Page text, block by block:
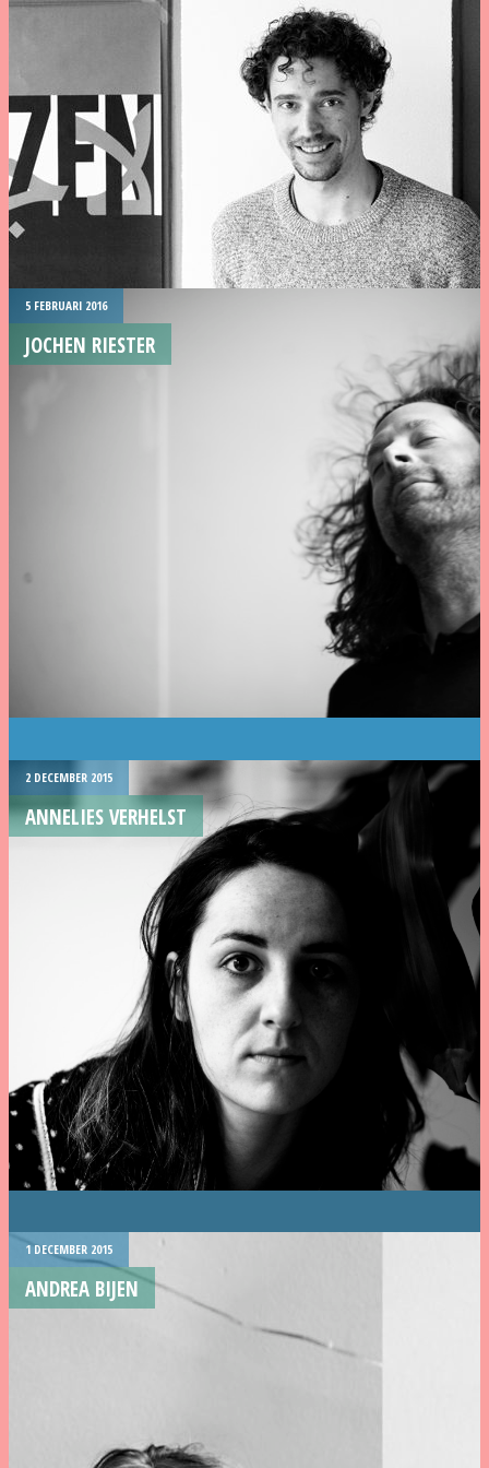
5 FEBRUARI 2016
JOCHEN RIESTER
2 DECEMBER 2015
ANNELIES VERHELST
1 DECEMBER 2015
ANDREA BIJEN